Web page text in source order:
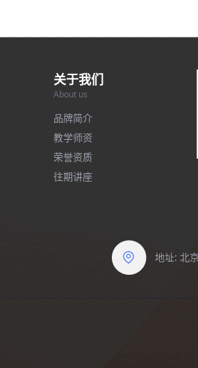
关于我们
About us
品牌简介
教学师资
荣誉资质
往期讲座
地址: 北